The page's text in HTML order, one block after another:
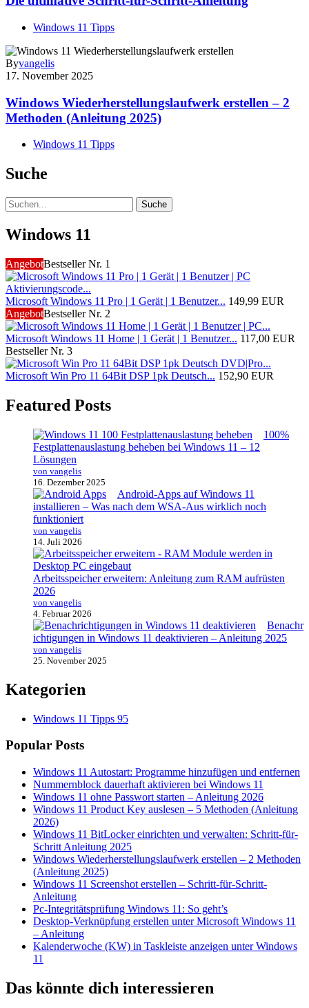
Windows 11 Tipps
Byvangelis
17. November 2025
Windows Wiederherstellungslaufwerk erstellen – 2
Methoden (Anleitung 2025)
Windows 11 Tipps
Suche
Suche
Windows 11
AngebotBestseller Nr. 1
Microsoft Windows 11 Pro | 1 Gerät | 1 Benutzer... 149,99 EUR
AngebotBestseller Nr. 2
Microsoft Windows 11 Home | 1 Gerät | 1 Benutzer... 117,00 EUR
Bestseller Nr. 3
Microsoft Win Pro 11 64Bit DSP 1pk Deutsch... 152,90 EUR
Featured Posts
100%
Festplattenauslastung beheben bei Windows 11 – 12
Lösungen
von vangelis
16. Dezember 2025
Android-Apps auf Windows 11
installieren – Was nach dem WSA-Aus wirklich noch
funktioniert
von vangelis
14. Juli 2026
Arbeitsspeicher erweitern: Anleitung zum RAM aufrüsten
2026
von vangelis
4. Februar 2026
Benachr
ichtigungen in Windows 11 deaktivieren – Anleitung 2025
von vangelis
25. November 2025
Kategorien
Windows 11 Tipps 95
Popular Posts
Windows 11 Autostart: Programme hinzufügen und entfernen
Nummernblock dauerhaft aktivieren bei Windows 11
Windows 11 ohne Passwort starten – Anleitung 2026
Windows 11 Product Key auslesen – 5 Methoden (Anleitung
2026)
Windows 11 BitLocker einrichten und verwalten: Schritt-für-
Schritt Anleitung 2025
Windows Wiederherstellungslaufwerk erstellen – 2 Methoden
(Anleitung 2025)
Windows 11 Screenshot erstellen – Schritt-für-Schritt-
Anleitung
Pc-Integritätsprüfung Windows 11: So geht’s
Desktop-Verknüpfung erstellen unter Microsoft Windows 11
– Anleitung
Kalenderwoche (KW) in Taskleiste anzeigen unter Windows
11
Das könnte dich interessieren